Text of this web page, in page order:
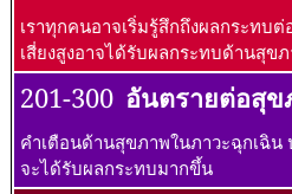
เราทุกคนอาจเริ่มรู้สึกถึงผลกระทบ
เสี่ยงสูงอาจได้รับผลกระทบด้านสุข
201-300 อันตรายต่อสุข
คำเตือนด้านสุขภาพในภาวะฉุกเฉิ
จะได้รับผลกระทบมากขึ้น